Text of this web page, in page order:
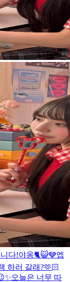
다!야옹🐈😺🩶엡
하러 갈래?🫶🏻
오늘은 너무 따